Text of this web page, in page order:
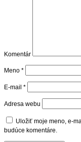
Komentár
Meno *
E-mail *
Adresa webu
Uložiť moje meno, e-
budúce komentáre.